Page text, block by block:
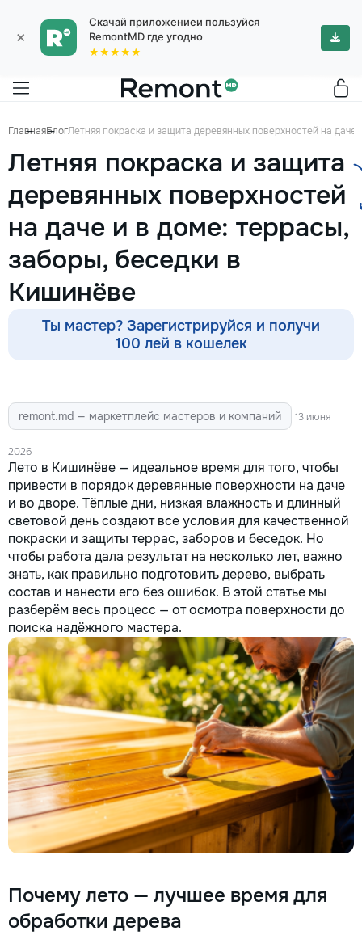
×
Скачай приложениеи пользуйся
RemontMD где угодно
★★★★★
ГлавнаяБлогЛетняя покраска и защита деревянных поверхностей на
Летняя покраска и защита
деревянных поверхностей
на даче и в доме: террасы,
заборы, беседки в
Кишинёве
Ты мастер? Зарегистрируйся и получи
100 лей в кошелек
remont.md — маркетплейс мастеров и компаний 13 июня
2026
Лето в Кишинёве — идеальное время для того, чтобы
привести в порядок деревянные поверхности на даче
и во дворе. Тёплые дни, низкая влажность и длинный
световой день создают все условия для качественной
покраски и защиты террас, заборов и беседок. Но
чтобы работа дала результат на несколько лет, важно
знать, как правильно подготовить дерево, выбрать
состав и нанести его без ошибок. В этой статье мы
разберём весь процесс — от осмотра поверхности до
поиска надёжного мастера.
Почему лето — лучшее время для
обработки дерева